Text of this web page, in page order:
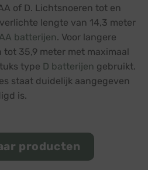
of D. Lichtsnoeren tot en
lengte van 14,3 meter
AA batterijen. Voor langere
35,9 meter met maximaal
type D batterijen gebruikt.
staat duidelijk aangegeven
is.
producten